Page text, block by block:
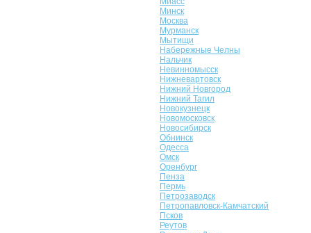
Минск
Москва
Мурманск
Мытищи
Набережные Челны
Нальчик
Невинномысск
Нижневартовск
Нижний Новгород
Нижний Тагил
Новокузнецк
Новомосковск
Новосибирск
Обнинск
Одесса
Омск
Оренбург
Пенза
Пермь
Петрозаводск
Петропавловск-Камчатский
Псков
Реутов